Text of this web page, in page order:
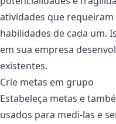
atividades que
habilidades de cada um.
em sua empresa
existentes.
Crie metas em grupo
Estabeleça metas e
usados ​​para medi-las e